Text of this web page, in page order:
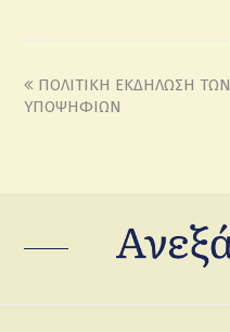
ΠΟΛΙΤΙΚΗ ΕΚΔΗΛΩΣΗ ΤΩΝ
ΥΠΟΨΗΦΙΩΝ